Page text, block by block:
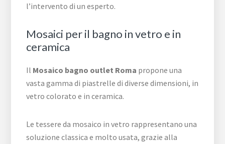
l’intervento di un esperto.
Mosaici per il bagno in vetro e in
ceramica
Il Mosaico bagno outlet Roma propone una
vasta gamma di piastrelle di diverse dimensioni, in
vetro colorato e in ceramica.
Le tessere da mosaico in vetro rappresentano una
soluzione classica e molto usata, grazie alla